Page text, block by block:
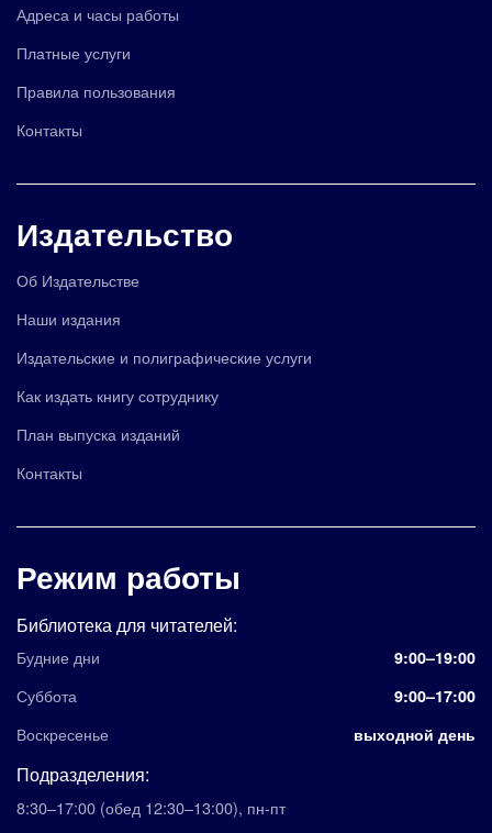
Адреса и часы работы
Платные услуги
Правила пользования
Контакты
Издательство
Об Издательстве
Наши издания
Издательские и полиграфические услуги
Как издать книгу сотруднику
План выпуска изданий
Контакты
Режим работы
Библиотека для читателей:
Будние дни 9:00–19:00
Суббота 9:00–17:00
Воскресенье выходной день
Подразделения:
8:30–17:00 (обед 12:30–13:00), пн-пт